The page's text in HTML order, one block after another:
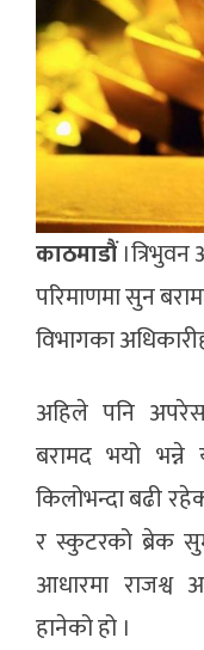
काठमाडौं।त्रिभुवन
परिमाणमा सुन
विभागका
अहिले पनि
बरामद भयो
किलोभन्दा बढी
र स्कुटरको ब्रेक
आधारमा राजश्व
हानेको हो ।